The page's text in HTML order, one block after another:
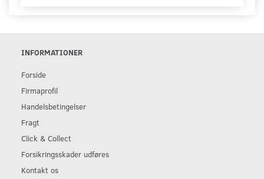
INFORMATIONER
Forside
Firmaprofil
Handelsbetingelser
Fragt
Click & Collect
Forsikringsskader udføres
Kontakt os